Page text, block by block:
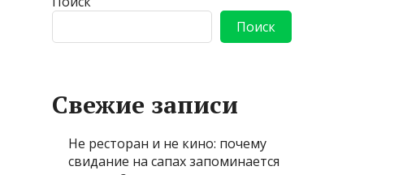
Поиск
Свежие записи
Не ресторан и не кино: почему
свидание на сапах запоминается